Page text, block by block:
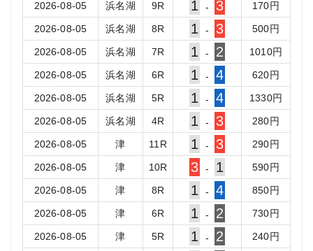
2026-08-05 浜名湖 9R 1 - 3 170円
2026-08-05 浜名湖 8R 1 - 3 500円
2026-08-05 浜名湖 7R 1 - 2 1010円
2026-08-05 浜名湖 6R 1 - 4 620円
2026-08-05 浜名湖 5R 1 - 4 1330円
2026-08-05 浜名湖 4R 1 - 3 280円
2026-08-05 津 11 R 1 - 3 290円
2026-08-05 津 10R 3 - 1 590円
2026-08-05 津 8R 1 - 4 850円
2026-08-05 津 6R 1 - 2 730円
2026-08-05 津 5R 1 - 2 240円